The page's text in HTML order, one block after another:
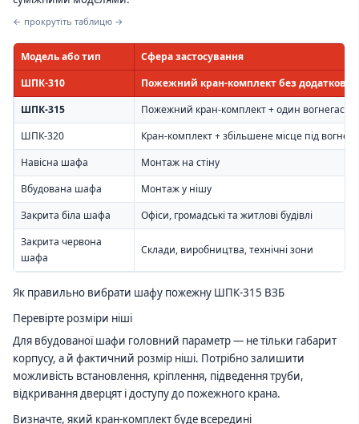
← прокрутіть таблицю →
Модель або тип
Сфера застосування
ШПК-310
Пожежний кран-комплект без
ШПК-315
Пожежний кран-комплект + один
ШПК-320
Кран-комплект + збільшене місце під
Навісна шафа
Монтаж на стіну
Вбудована шафа
Монтаж у нішу
Закрита біла шафа
Офіси, громадські та житлові будівлі
Закрита червона
шафа
Склади, виробництва, технічні зони
Як правильно вибрати шафу пожежну ШПК-315 ВЗБ
Перевірте розміри ніші
Для вбудованої шафи головний параметр — не тільки габарит
корпусу, а й фактичний розмір ніші. Потрібно залишити
можливість встановлення, кріплення, підведення труби,
відкривання дверцят і доступу до пожежного крана.
Визначте, який кран-комплект буде всередині